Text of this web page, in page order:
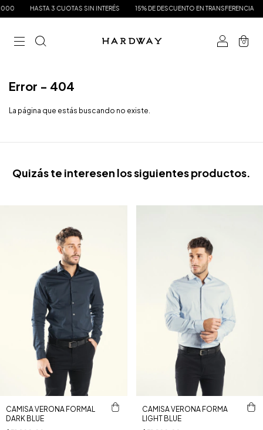
HASTA 3 CUOTAS SIN INTERÉS 15% DE DESCUENTO EN TRANSFERENCIA
0
Error - 404
La página que estás buscando no existe.
Quizás te interesen los siguientes productos.
CAMISA VERONA FORMAL
DARK BLUE
CAMISA VERONA FORMA
LIGHT BLUE